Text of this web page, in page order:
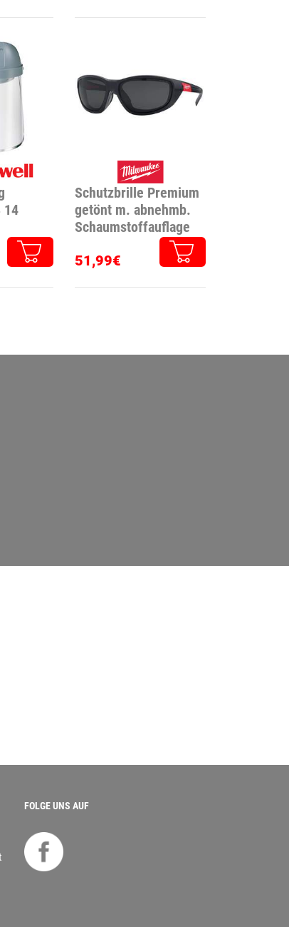
14
Schutzbrille Premium
getönt m. abnehmb.
Schaumstoffauflage
51,99€
FOLGE UNS AUF